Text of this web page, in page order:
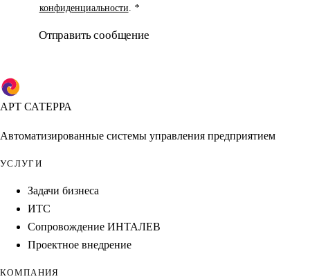
конфиденциальности
*
Отправить сообщение
АРТ САТЕРРА
Автоматизированные системы управления предприятием
УСЛУГИ
Задачи бизнеса
ИТС
Сопровождение ИНТАЛЕВ
Проектное внедрение
КОМПАНИЯ